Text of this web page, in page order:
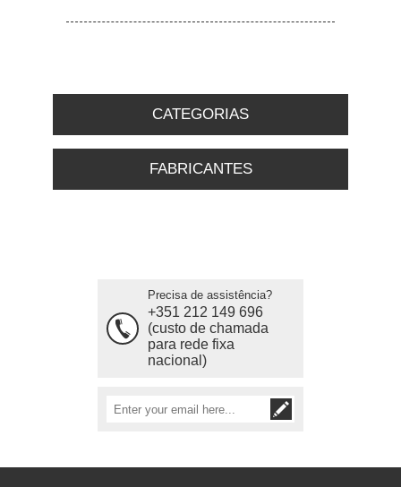
CATEGORIAS
FABRICANTES
Precisa de assistência?
+351 212 149 696
(custo de chamada
para rede fixa
nacional)